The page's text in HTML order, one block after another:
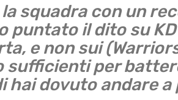
la squadra con un
puntato il dito su
e non sui
sufficienti per
hai dovuto andare